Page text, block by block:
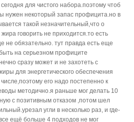
для чистого набора.поэтому чтоб
нужен некоторый запас профицита.но в
такой незначительный,что о
говорить не приходится.то есть
не обязательно. тут правда есть еще
на серьезном профиците
сразу может и не захотеть с
для энергетического обеспечения
его надо постепенно к
методично.я раньше мог делать 10
с позитивным отказом ,потом шел
угли в несколько раз, и где-
ещё больше 4 подходов не мог